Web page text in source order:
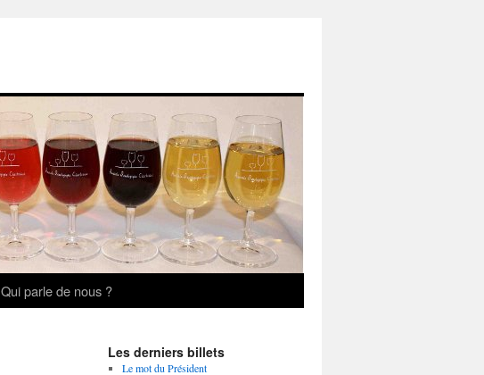
Qui parle de nous ?
Les derniers billets
Le mot du Président